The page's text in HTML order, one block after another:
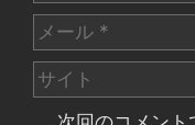
前
メ
ー
ル
サ
イ